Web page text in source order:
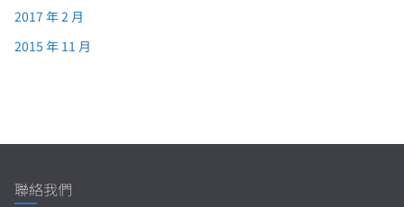
2017 年 2 月
2015 年 11 月
聯絡我們